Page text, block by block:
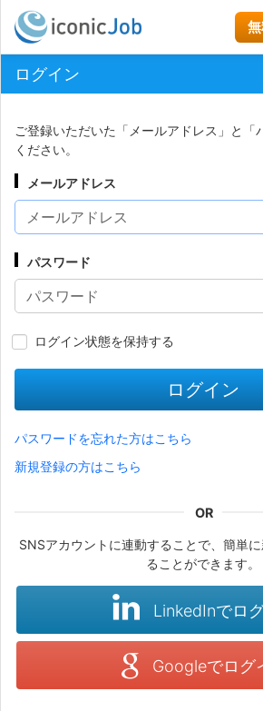
ログイン
ご登録いただいた「メールアドレス」と「
ください。
メールアドレス
パスワード
ログイン状態を保持する
ログイン
パスワードを忘れた方はこちら
新規登録の方はこちら
SNSアカウントに連動することで、簡単
ることができます。
LinkedInでロ
Googleでログ